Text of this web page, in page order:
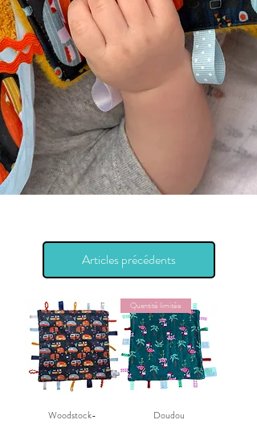
Articles précédents
Woodstock-
Quantité limitée
Doudou